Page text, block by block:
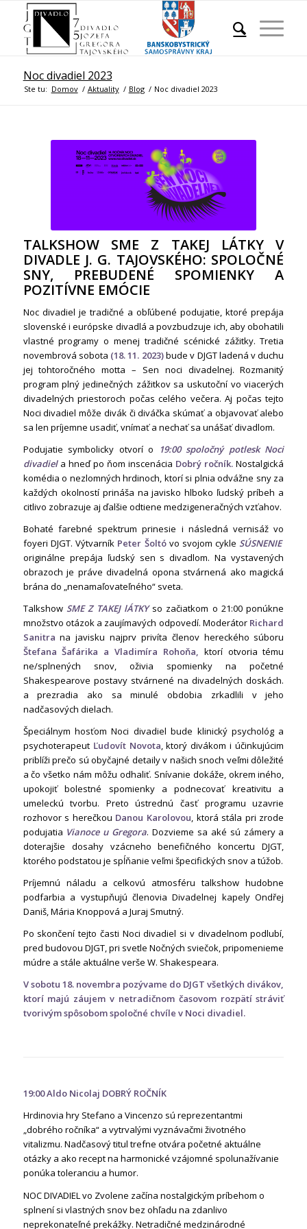
Noc divadiel 2023
Ste tu: Domov / Aktuality / Blog / Noc divadiel 2023
TALKSHOW SME Z TAKEJ LÁTKY V
DIVADLE J. G. TAJOVSKÉHO: SPOLOČNÉ
SNY, PREBUDENÉ SPOMIENKY A
POZITÍVNE EMÓCIE
Noc divadiel je tradičné a obľúbené podujatie, ktoré prepája
slovenské i európske divadlá a povzbudzuje ich, aby obohatili
vlastné programy o menej tradičné scénické zážitky. Tretia
novembrová sobota (18. 11. 2023)bude v DJGT ladená v duchu
jej tohtoročného motta – Sen noci divadelnej. Rozmanitý
program plný jedinečných zážitkov sa uskutoční vo viacerých
divadelných priestoroch počas celého večera. Aj počas tejto
Noci divadiel môže divák či diváčka skúmať a objavovať alebo
sa len príjemne usadiť, vnímať a nechať sa unášať divadlom.
Podujatie symbolicky otvorí o
19:00 spoločný potlesk Noci
divadiela hneď po ňom inscenácia Dobrý ročník. Nostalgická
komédia o nezlomných hrdinoch, ktorí si plnia odvážne sny za
každých okolností prináša na javisko hlboko ľudský príbeh a
citlivo zobrazuje aj ďalšie odtiene medzigeneračných vzťahov.
Bohaté farebné spektrum prinesie i následná vernisáž vo
foyeri DJGT. Výtvarník Peter Šoltóvo svojom cykleSÚSNENIE
originálne prepája ľudský sen s divadlom. Na vystavených
obrazoch je práve divadelná opona stvárnená ako magická
brána do „nenamaľovateľného“ sveta.
Talkshow SME Z TAKEJ lÁTKY so začiatkom o 21:00 ponúkne
množstvo otázok a zaujímavých odpovedí. Moderátor Richard
Sanitra na javisku najprv privíta členov hereckého súboru
Štefana Šafárika a Vladimíra Rohoňa, ktorí otvoria tému
ne/splnených snov, oživia spomienky na početné
Shakespearove postavy stvárnené na divadelných doskách.
a prezradia ako sa minulé obdobia zrkadlili v jeho
nadčasových dielach.
Špeciálnym hosťom Noci divadiel bude klinický psychológ a
psychoterapeut Ľudovít Novota, ktorý divákom i účinkujúcim
priblíži prečo sú obyčajné detaily v našich snoch veľmi dôležité
a čo všetko nám môžu odhaliť. Snívanie dokáže, okrem iného,
upokojiť bolestné spomienky a podnecovať kreativitu a
umeleckú tvorbu. Preto ústrednú časť programu uzavrie
rozhovor s herečkou Danou Karolovou, ktorá stála pri zrode
podujatia Vianoce u Gregora. Dozvieme sa aké sú zámery a
doterajšie dosahy vzácneho benefičného koncertu DJGT,
ktorého podstatou je spĺňanie veľmi špecifických snov a túžob.
Príjemnú náladu a celkovú atmosféru talkshow hudobne
podfarbia a vystupňujú členovia Divadelnej kapely Ondřej
Daniš, Mária Knoppová a Juraj Smutný.
Po skončení tejto časti Noci divadiel si v divadelnom podlubí,
pred budovou DJGT, pri svetle Nočných sviečok, pripomenieme
múdre a stále aktuálne verše W. Shakespeara.
V sobotu 18. novembra pozývame do DJGT všetkých divákov,
ktorí majú záujem v netradičnom časovom rozpätí stráviť
tvorivým spôsobom spoločné chvíle v Noci divadiel.
19:00 Aldo Nicolaj DOBRÝ ROČNÍK
Hrdinovia hry Stefano a Vincenzo sú reprezentantmi
„dobrého ročníka“ a vytrvalými vyznávačmi životného
vitalizmu. Nadčasový titul trefne otvára početné aktuálne
otázky a ako recept na harmonické vzájomné spolunažívanie
ponúka toleranciu a humor.
NOC DIVADIEL vo Zvolene začína nostalgickým príbehom o
splnení si vlastných snov bez ohľadu na zdanlivo
neprekonateľné prekážky. Netradičné medzinárodné